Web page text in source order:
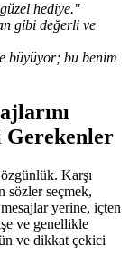
hediye."
gibi değerli ve
büyüyor; bu benim
Gerekenler
Karşı
sözler seçmek,
yerine, içten
ve genellikle
ve dikkat çekici